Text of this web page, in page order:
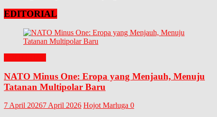
EDITORIAL
NATO Minus One: Eropa yang Menjauh, Menuju
Tatanan Multipolar Baru
7 April 20267 April 2026 Hojot Marluga 0